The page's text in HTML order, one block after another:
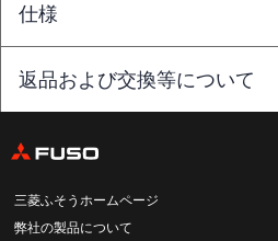
仕様
返品および交換等について
三菱ふそうホームページ
弊社の製品について